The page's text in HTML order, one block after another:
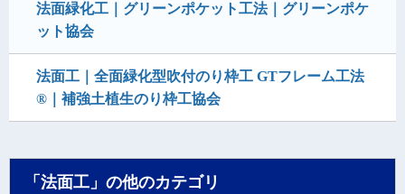
法面緑化工｜グリーンポケット工法｜グリーンポケ
ット協会
法面工｜全面緑化型吹付のり枠工 GTフレーム工法
®｜補強土植生のり枠工協会
「法面工」の他のカテゴリ